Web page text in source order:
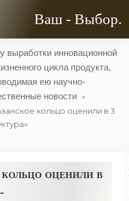
Ваш - Выбор.
инновационной
цикла продукта,
ею научно-
новости »
кольцо оценили в 3
оценили в